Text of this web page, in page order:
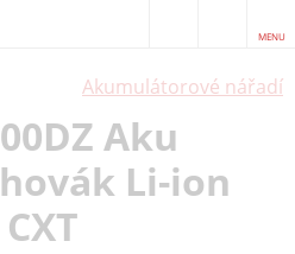
MENU
Akumulátorové nářadí
Aku
Li-ion